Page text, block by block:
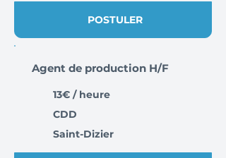
POSTULER
Agent de production H/F
13€ / heure
CDD
Saint-Dizier